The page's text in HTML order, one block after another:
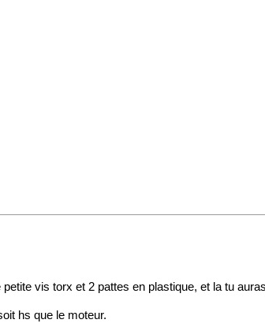
vis torx et 2 pattes en plastique, et la tu
hs que le moteur.